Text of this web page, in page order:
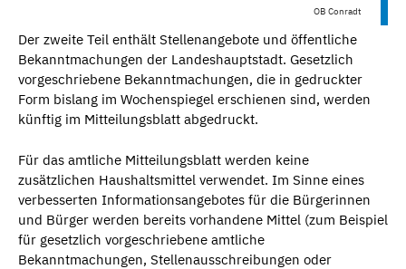
OB Conradt
Der zweite Teil enthält Stellenangebote und öffentliche
Bekanntmachungen der Landeshauptstadt. Gesetzlich
vorgeschriebene Bekanntmachungen, die in gedruckter
Form bislang im Wochenspiegel erschienen sind, werden
künftig im Mitteilungsblatt abgedruckt.
Für das amtliche Mitteilungsblatt werden keine
zusätzlichen Haushaltsmittel verwendet. Im Sinne eines
verbesserten Informationsangebotes für die Bürgerinnen
und Bürger werden bereits vorhandene Mittel (zum Beispiel
für gesetzlich vorgeschriebene amtliche
Bekanntmachungen, Stellenausschreibungen oder